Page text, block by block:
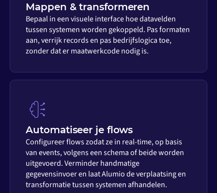
Mappen & transformeren
Bepaal in een visuele interface hoe datavelden
tussen systemen worden gekoppeld. Pas formaten
aan, verrijk records en pas bedrijfslogica toe,
zonder dat er maatwerkcode nodig is.
Automatiseer je flows
Configureer flows zodat ze in real-time, op basis
van events, volgens een schema of beide worden
uitgevoerd. Verminder handmatige
gegevensinvoer en laat Alumio de verplaatsing en
transformatie tussen systemen afhandelen.